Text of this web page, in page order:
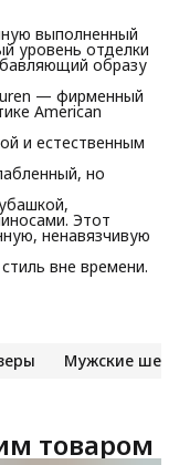
выполненный
уровень отделки
образу
— фирменный
American
и естественным
но
Этот
ненавязчивую
вне времени.
Мужские
товаром